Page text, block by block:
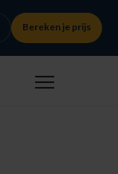
Bereken je prijs